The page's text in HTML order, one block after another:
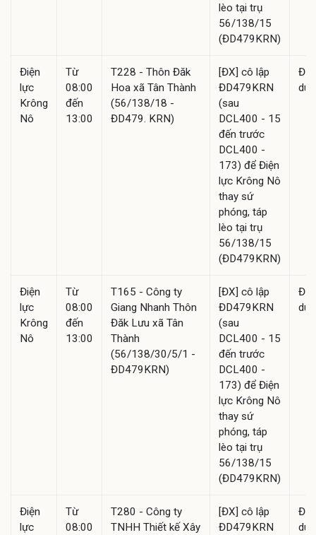
lèo tại trụ
56/138/15
(ĐD479KRN)
Điện
lực
Krông
Nô
Từ
08:00
đến
13:00
T228 - Thôn Đăk
Hoa xã Tân Thành
(56/138/18 -
ĐD479. KRN)
[ĐX] cô lập
ĐD479KRN
(sau
DCL400 - 15
đến trước
DCL400 -
173) để Điện
lực Krông Nô
thay sứ
phóng, táp
lèo tại trụ
56/138/15
(ĐD479KRN)
Đã
Điện
lực
Krông
Nô
Từ
08:00
đến
13:00
T165 - Công ty
Giang Nhanh Thôn
Đăk Lưu xã Tân
Thành
(56/138/30/5/1 -
ĐD479KRN)
[ĐX] cô lập
ĐD479KRN
(sau
DCL400 - 15
đến trước
DCL400 -
173) để Điện
lực Krông Nô
thay sứ
phóng, táp
lèo tại trụ
56/138/15
(ĐD479KRN)
Đã
Điện
lực
Từ
08:00
T280 - Công ty
TNHH Thiết kế Xây
[ĐX] cô lập
ĐD479KRN
Đã